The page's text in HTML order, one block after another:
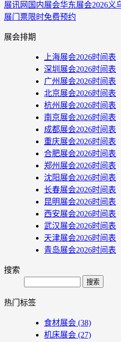
展讯网 国内展会华东展会2026义
展门票限时免费预约
展会排期
上海展会2026时间表
深圳展会2026时间表
广州展会2026时间表
北京展会2026时间表
杭州展会2026时间表
南京展会2026时间表
成都展会2026时间表
重庆展会2026时间表
合肥展会2026时间表
郑州展会2026时间表
沈阳展会2026时间表
长春展会2026时间表
昆明展会2026时间表
西安展会2026时间表
武汉展会2026时间表
天津展会2026时间表
青岛展会2026时间表
搜索
Search
热门标签
食材展会 (38)
机床展会 (27)